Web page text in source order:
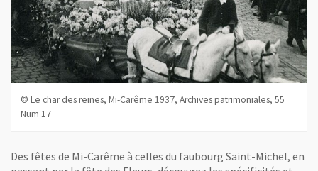
© Le char des reines, Mi-Carême 1937, Archives patrimoniales, 55
Num 17
Des fêtes de Mi-Carême à celles du faubourg Saint-Michel, en